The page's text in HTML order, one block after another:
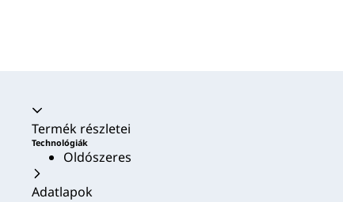
Akkordion összecsukva
Termék részletei
Technológiák
Oldószeres
Adatlapok